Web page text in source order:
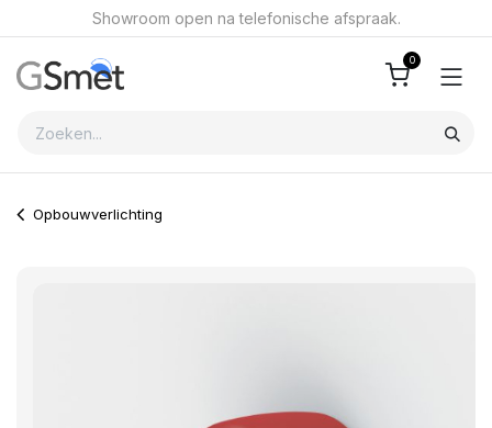
Overslaan naar inhoudShowroom open na telefonische afspraak.
0
Opbouwverlichting